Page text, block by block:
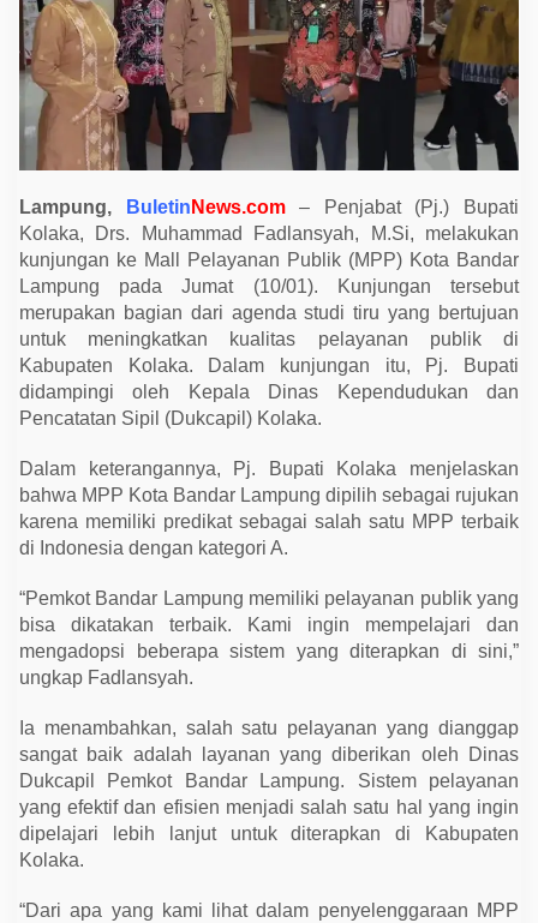
i
M
a
P
a
a
a
n
u
b
i
K
o
t
a
n
d
a
m
p
u
n
Lampung, Buletin News.com– Penjabat (Pj.) Bupati
Kolaka, Drs. Muhammad Fadlansyah, M.Si, melakukan
kunjungan ke Mall Pelayanan Publik (MPP) Kota Bandar
Lampung pada Jumat (10/01). Kunjungan tersebut
merupakan bagian dari agenda studi tiru yang bertujuan
untuk meningkatkan kualitas pelayanan publik di
Kabupaten Kolaka. Dalam kunjungan itu, Pj. Bupati
didampingi oleh Kepala Dinas Kependudukan dan
Pencatatan Sipil (Dukcapil) Kolaka.
Dalam keterangannya, Pj. Bupati Kolaka menjelaskan
bahwa MPP Kota Bandar Lampung dipilih sebagai rujukan
karena memiliki predikat sebagai salah satu MPP terbaik
di Indonesia dengan kategori A.
“Pemkot Bandar Lampung memiliki pelayanan publik yang
bisa dikatakan terbaik. Kami ingin mempelajari dan
mengadopsi beberapa sistem yang diterapkan di sini,”
ungkap Fadlansyah.
Ia menambahkan, salah satu pelayanan yang dianggap
sangat baik adalah layanan yang diberikan oleh Dinas
Dukcapil Pemkot Bandar Lampung. Sistem pelayanan
yang efektif dan efisien menjadi salah satu hal yang ingin
dipelajari lebih lanjut untuk diterapkan di Kabupaten
Kolaka.
“Dari apa yang kami lihat dalam penyelenggaraan MPP